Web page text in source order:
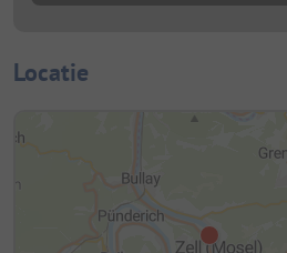
Locatie